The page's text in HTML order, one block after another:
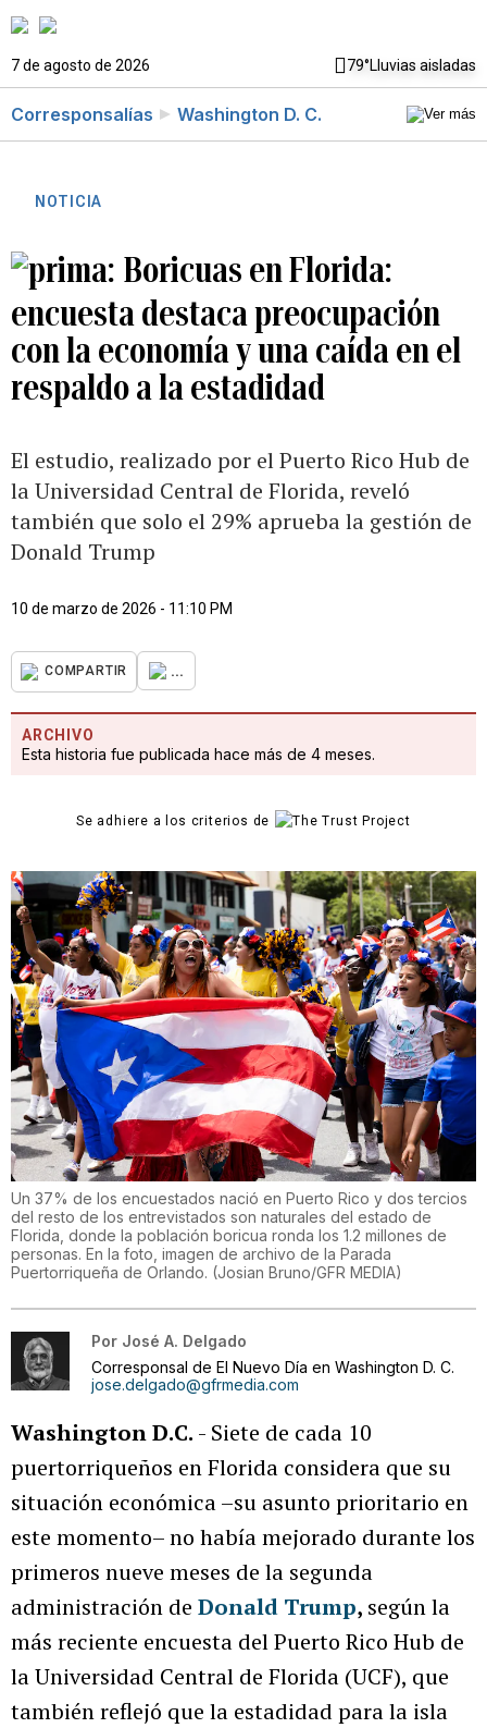
7 de agosto de 2026 79°Lluvias aisladas
Corresponsalías Washington D. C.
NOTICIA
Boricuas en Florida:
encuesta destaca preocupación
con la economía y una caída en el
respaldo a la estadidad
El estudio, realizado por el Puerto Rico Hub de
la Universidad Central de Florida, reveló
también que solo el 29% aprueba la gestión de
Donald Trump
10 de marzo de 2026 - 11:10 PM
COMPARTIR ...
ARCHIVO
Esta historia fue publicada hace más de 4 meses.
Se adhiere a los criterios de
Un 37% de los encuestados nació en Puerto Rico y dos tercios
del resto de los entrevistados son naturales del estado de
Florida, donde la población boricua ronda los 1.2 millones de
personas. En la foto, imagen de archivo de la Parada
Puertorriqueña de Orlando. (Josian Bruno/GFR MEDIA)
Por José A. Delgado
Corresponsal de El Nuevo Día en Washington D. C.
jose.delgado@gfrmedia.com
Washington D.C. - Siete de cada 10
puertorriqueños en Florida considera que su
situación económica –su asunto prioritario en
este momento– no había mejorado durante los
primeros nueve meses de la segunda
administración de Donald Trump, según la
más reciente encuesta del Puerto Rico Hub de
la Universidad Central de Florida (UCF), que
también reflejó que la estadidad para la isla